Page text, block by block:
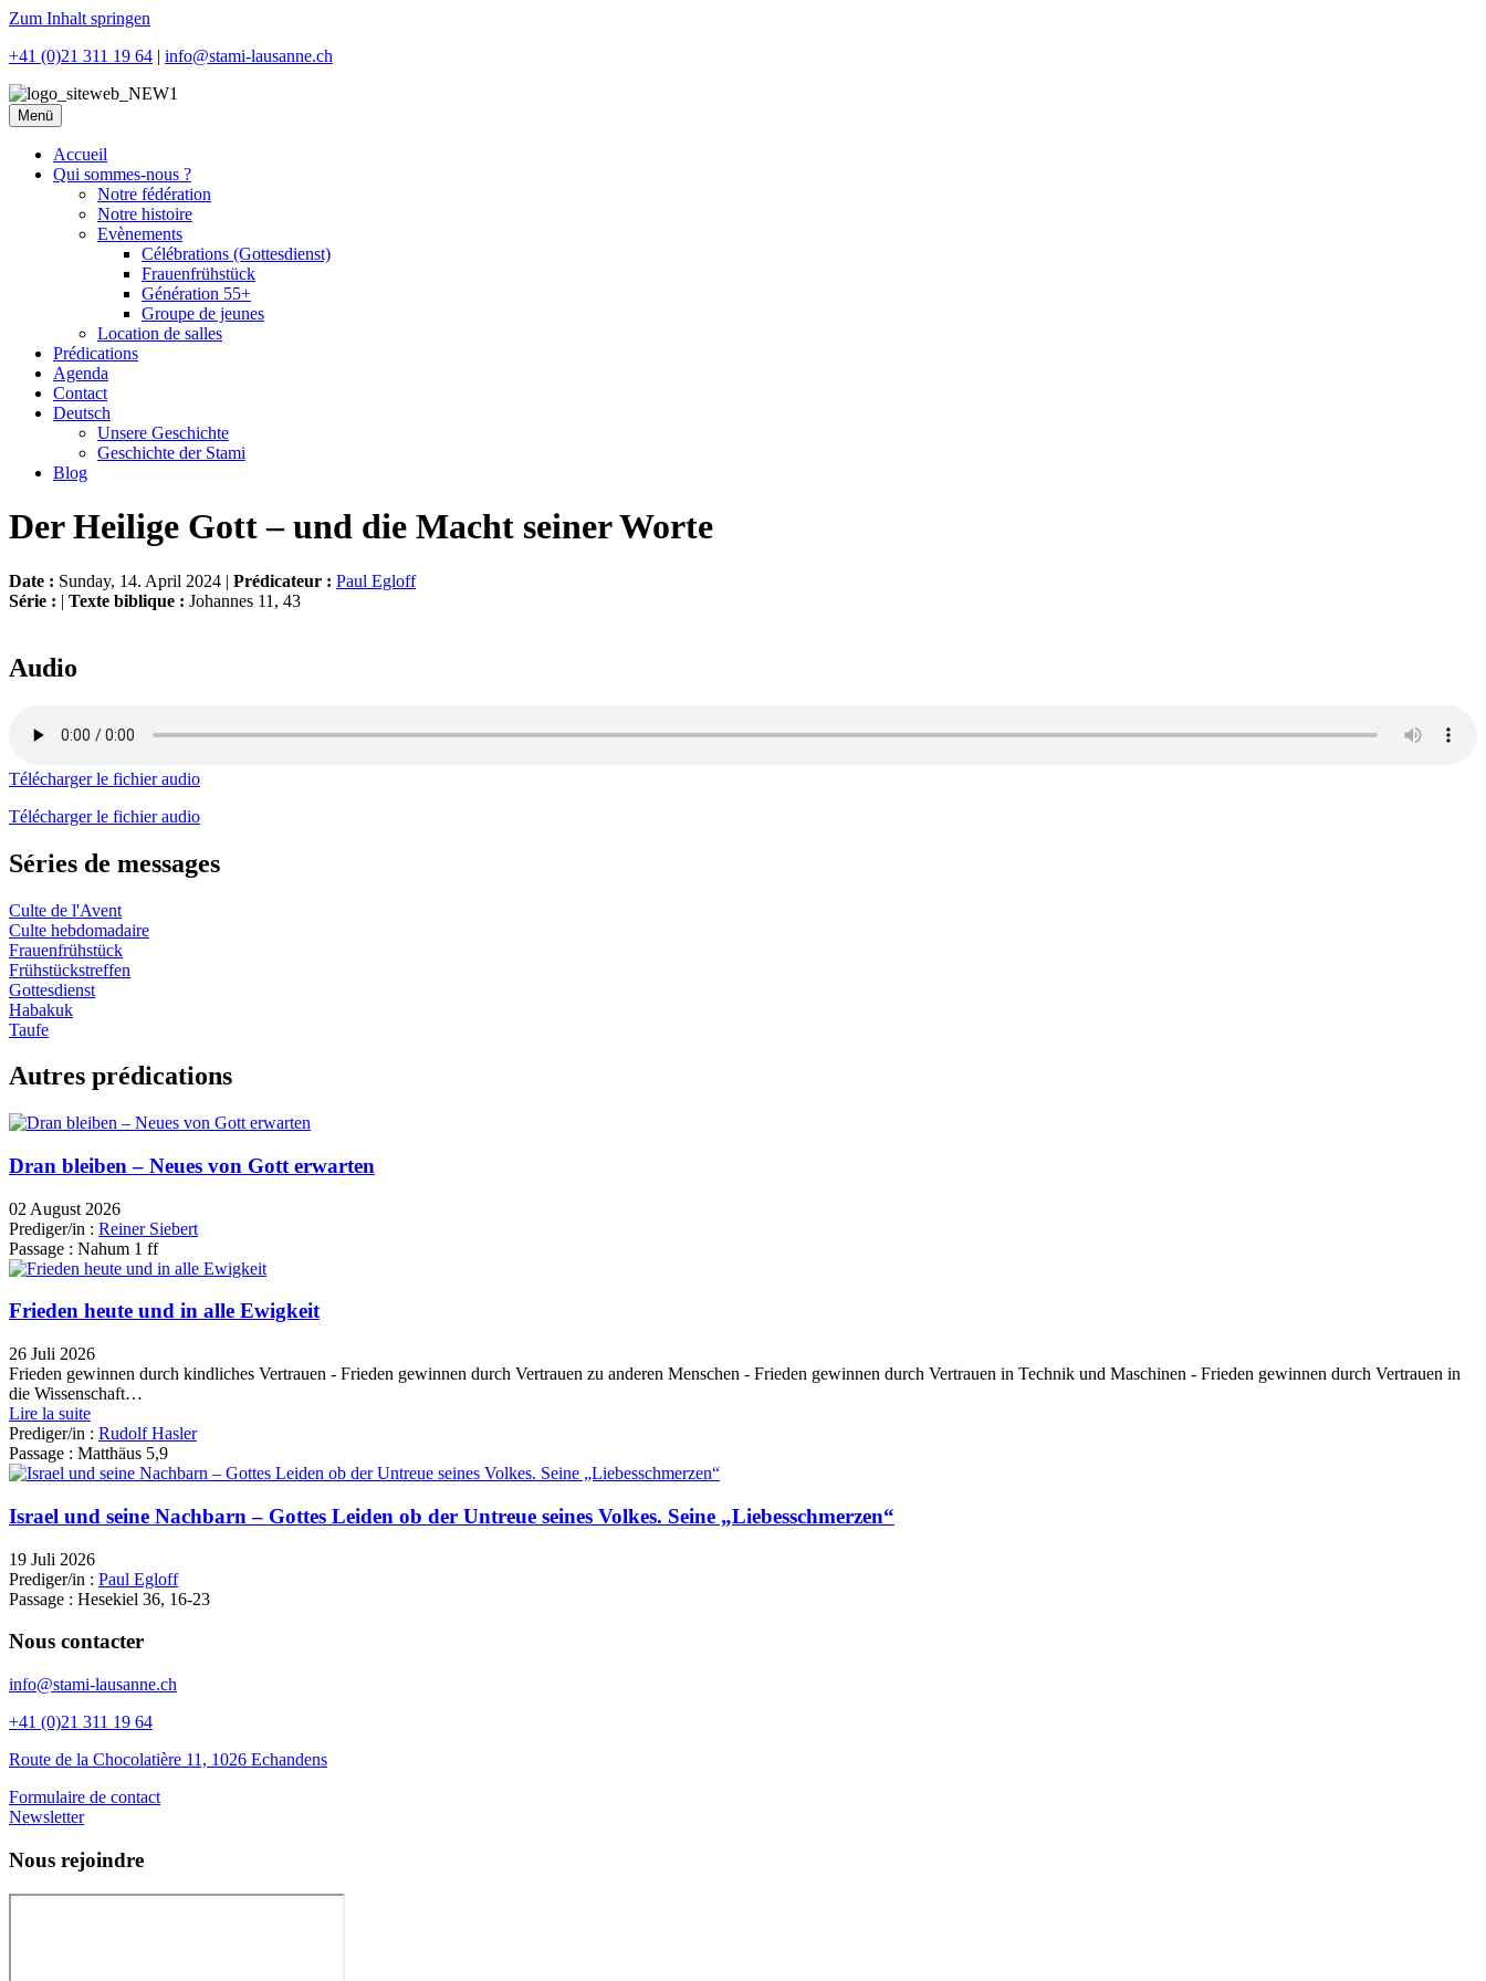
Zum Inhalt springen
+41 (0)21 311 19 64 | info@stami-lausanne.ch
Menü
Accueil
Qui sommes-nous ?
Notre fédération
Notre histoire
Evènements
Célébrations (Gottesdienst)
Frauenfrühstück
Génération 55+
Groupe de jeunes
Location de salles
Prédications
Agenda
Contact
Deutsch
Unsere Geschichte
Geschichte der Stami
Blog
Der Heilige Gott – und die Macht seiner Worte
Date : Sunday, 14. April 2024 | Prédicateur : Paul Egloff
Série : | Texte biblique : Johannes 11, 43
Audio
Télécharger le fichier audio
Télécharger le fichier audio
Séries de messages
Culte de l'Avent
Culte hebdomadaire
Frauenfrühstück
Frühstückstreffen
Gottesdienst
Habakuk
Taufe
Autres prédications
Dran bleiben – Neues von Gott erwarten
02 August 2026
Prediger/in : Reiner Siebert
Passage : Nahum 1 ff
Frieden heute und in alle Ewigkeit
26 Juli 2026
Frieden gewinnen durch kindliches Vertrauen - Frieden gewinnen durch Vertrauen zu anderen Menschen - Frieden gewinnen durch Vertrauen in Technik und Maschinen - Frieden gewinnen durch Vertrauen in
die Wissenschaft…
Lire la suite
Prediger/in : Rudolf Hasler
Passage : Matthäus 5,9
Israel und seine Nachbarn – Gottes Leiden ob der Untreue seines Volkes. Seine „Liebesschmerzen“
19 Juli 2026
Prediger/in : Paul Egloff
Passage : Hesekiel 36, 16-23
Nous contacter
info@stami-lausanne.ch
+41 (0)21 311 19 64
Route de la Chocolatière 11, 1026 Echandens
Formulaire de contact
Newsletter
Nous rejoindre